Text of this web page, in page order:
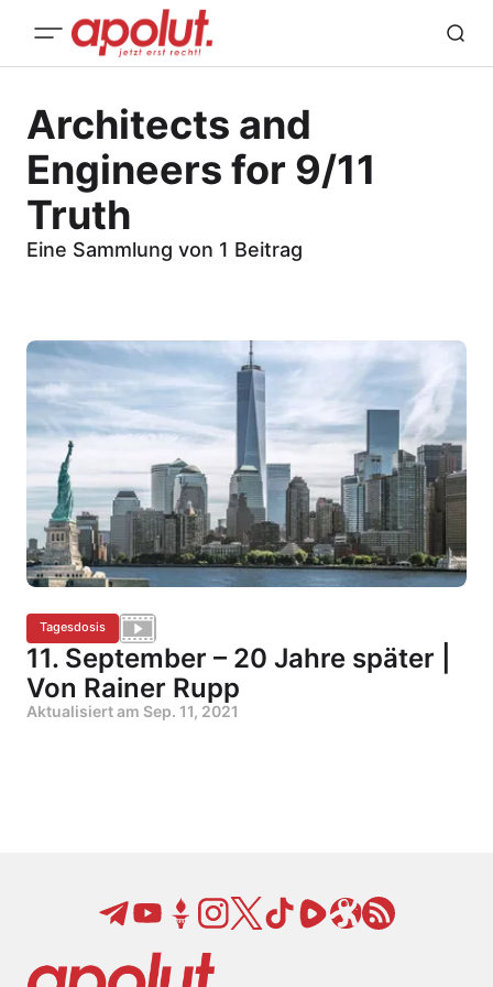
Architects and
Engineers for 9/11
Truth
Eine Sammlung von 1 Beitrag
Tagesdosis
11. September – 20 Jahre später |
Von Rainer Rupp
Aktualisiert am Sep. 11, 2021